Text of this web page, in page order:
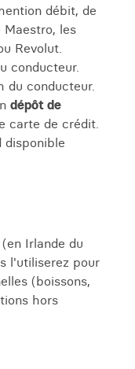
débit, de
Maestro, les
Revolut.
conducteur.
du conducteur.
dépôt de
carte de crédit.
disponible
Irlande du
l'utiliserez pour
(boissons,
hors